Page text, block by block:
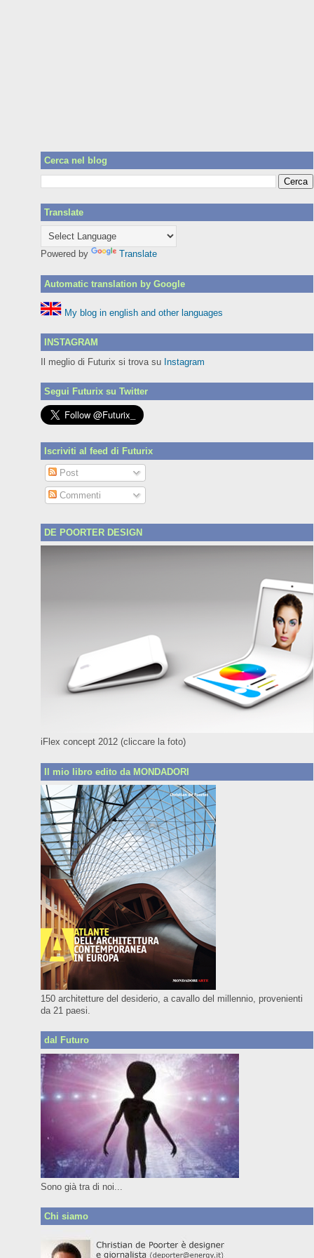
Cerca nel blog
Translate
Powered by Translate
Automatic translation by Google
My blog in english and other languages
INSTAGRAM
Il meglio di Futurix si trova su Instagram
Segui Futurix su Twitter
Iscriviti al feed di Futurix
Post
Commenti
DE POORTER DESIGN
iFlex concept 2012 (cliccare la foto)
Il mio libro edito da MONDADORI
150 architetture del desiderio, a cavallo del millennio, provenienti
da 21 paesi.
dal Futuro
Sono già tra di noi...
Chi siamo